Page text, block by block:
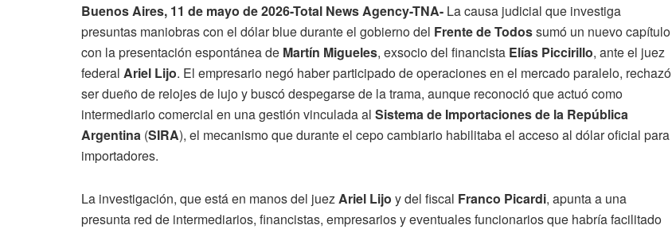
Buenos Aires, 11 de mayo de 2026-Total News Agency-TNA- La causa judicial que investiga
presuntas maniobras con el dólar blue durante el gobierno del Frente de Todossumó un nuevo capítulo
con la presentación espontánea de Martín Migueles, exsocio del financista Elías Piccirillo, ante el juez
federal Ariel Lijo. El empresario negó haber participado de operaciones en el mercado paralelo, rechazó
ser dueño de relojes de lujo y buscó despegarse de la trama, aunque reconoció que actuó como
intermediario comercial en una gestión vinculada al Sistema de Importaciones de la República
Argentina (SIRA), el mecanismo que durante el cepo cambiario habilitaba el acceso al dólar oficial para
importadores.
La investigación, que está en manos del juezAriel Lijo y del fiscal Franco Picardi, apunta a una
presunta red de intermediarios, financistas, empresarios y eventuales funcionarios que habría facilitado